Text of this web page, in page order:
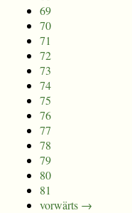
69
70
71
72
73
74
75
76
77
78
79
80
81
vorwärts →